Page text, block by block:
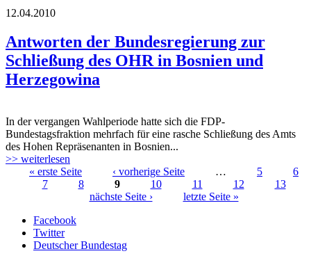
12.04.2010
Antworten der Bundesregierung zur
Schließung des OHR in Bosnien und
Herzegowina
In der vergangen Wahlperiode hatte sich die FDP-
Bundestagsfraktion mehrfach für eine rasche Schließung des Amts
des Hohen Repräsenanten in Bosnien...
>> weiterlesen
Seiten
« erste Seite ‹ vorherige Seite … 5
6
7
8 9 10 11 12
13
nächste Seite ›
letzte Seite »
Facebook
Twitter
Deutscher Bundestag